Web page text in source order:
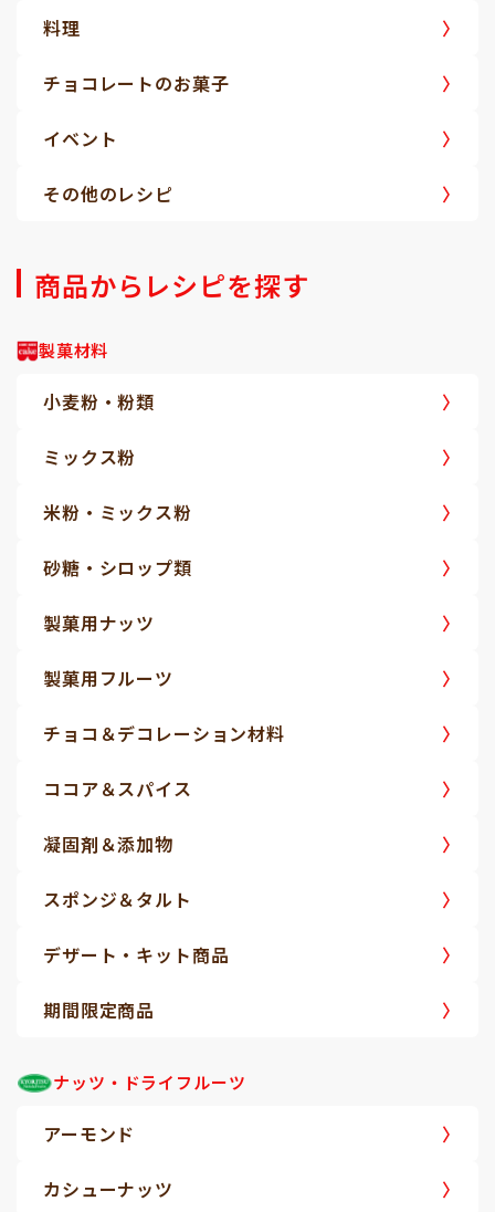
料理
チョコレートのお菓子
イベント
その他のレシピ
商品からレシピを探す
製菓材料
小麦粉・粉類
ミックス粉
米粉・ミックス粉
砂糖・シロップ類
製菓用ナッツ
製菓用フルーツ
チョコ＆デコレーション材料
ココア＆スパイス
凝固剤＆添加物
スポンジ＆タルト
デザート・キット商品
期間限定商品
ナッツ・ドライフルーツ
アーモンド
カシューナッツ